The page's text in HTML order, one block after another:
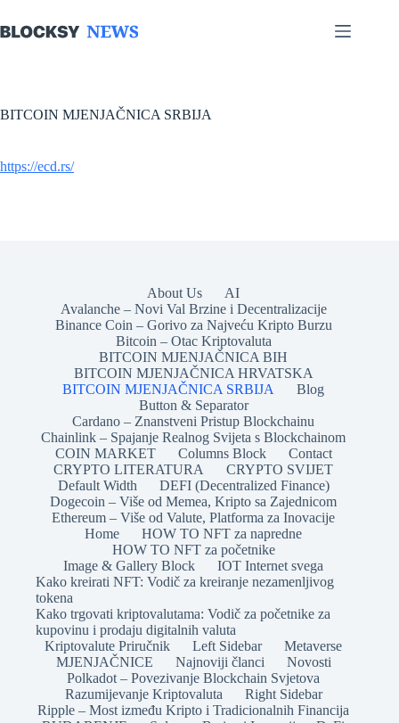
to
content
BITCOIN MJENJAČNICA SRBIJA
https://ecd.rs/
About Us
AI
Avalanche – Novi Val Brzine i Decentralizacije
Binance Coin – Gorivo za Najveću Kripto Burzu
Bitcoin – Otac Kriptovaluta
BITCOIN MJENJAČNICA BIH
BITCOIN MJENJAČNICA HRVATSKA
BITCOIN MJENJAČNICA SRBIJA
Blog
Button & Separator
Cardano – Znanstveni Pristup Blockchainu
Chainlink – Spajanje Realnog Svijeta s Blockchainom
COIN MARKET
Columns Block
Contact
CRYPTO LITERATURA
CRYPTO SVIJET
Default Width
DEFI (Decentralized Finance)
Dogecoin – Više od Memea, Kripto sa Zajednicom
Ethereum – Više od Valute, Platforma za Inovacije
Home
HOW TO NFT za napredne
HOW TO NFT za početnike
Image & Gallery Block
IOT Internet svega
Kako kreirati NFT: Vodič za kreiranje nezamenljivog
tokena
Kako trgovati kriptovalutama: Vodič za početnike za
kupovinu i prodaju digitalnih valuta
Kriptovalute Priručnik
Left Sidebar
Metaverse
MJENJAČNICE
Najnoviji članci
Novosti
Polkadot – Povezivanje Blockchain Svjetova
Razumijevanje Kriptovaluta
Right Sidebar
Ripple – Most između Kripto i Tradicionalnih Financija